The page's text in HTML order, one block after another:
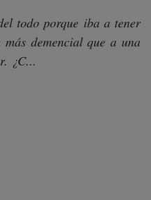
todo porque iba a tener
demencial que a una
¿C...